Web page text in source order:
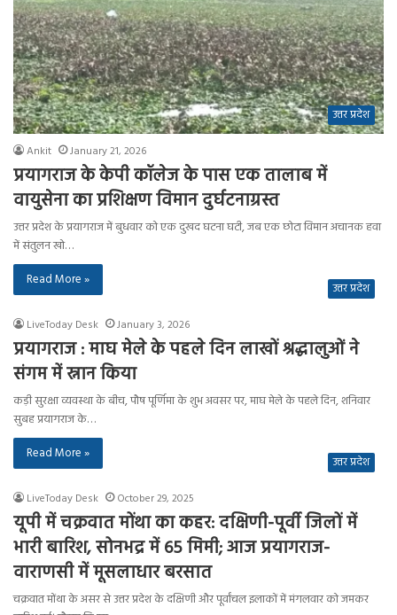
उत्तर प्रदेश
Ankit January 21, 2026
प्रयागराज के केपी कॉलेज के पास एक तालाब में
वायुसेना का प्रशिक्षण विमान दुर्घटनाग्रस्त
उत्तर प्रदेश के प्रयागराज में बुधवार को एक दुखद घटना घटी, जब एक छोटा विमान अचानक हवा
में संतुलन खो…
Read More »
उत्तर प्रदेश
LiveToday Desk January 3, 2026
प्रयागराज : माघ मेले के पहले दिन लाखों श्रद्धालुओं ने
संगम में स्नान किया
कड़ी सुरक्षा व्यवस्था के बीच, पौष पूर्णिमा के शुभ अवसर पर, माघ मेले के पहले दिन, शनिवार
सुबह प्रयागराज के…
Read More »
उत्तर प्रदेश
LiveToday Desk October 29, 2025
यूपी में चक्रवात मोंथा का कहर: दक्षिणी-पूर्वी जिलों में
भारी बारिश, सोनभद्र में 65 मिमी; आज प्रयागराज-
वाराणसी में मूसलाधार बरसात
चक्रवात मोंथा के असर से उत्तर प्रदेश के दक्षिणी और पूर्वांचल इलाकों में मंगलवार को जमकर